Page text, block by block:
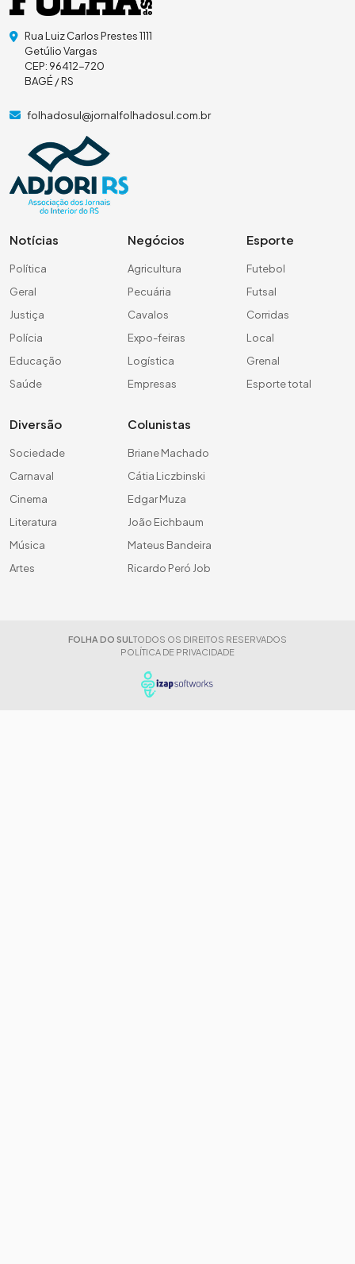
Rua Luiz Carlos Prestes 1111
Getúlio Vargas
CEP: 96412-720
BAGÉ / RS
folhadosul@jornalfolhadosul.com.br
Notícias
Política
Geral
Justiça
Polícia
Educação
Saúde
Negócios
Agricultura
Pecuária
Cavalos
Expo-feiras
Logística
Empresas
Esporte
Futebol
Futsal
Corridas
Local
Grenal
Esporte total
Diversão
Sociedade
Carnaval
Cinema
Literatura
Música
Artes
Colunistas
Briane Machado
Cátia Liczbinski
Edgar Muza
João Eichbaum
Mateus Bandeira
Ricardo Peró Job
FOLHA DO SUL TODOS OS DIREITOS RESERVADOS
POLÍTICA DE PRIVACIDADE